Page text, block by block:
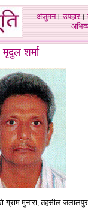
अंजुमन।उपहार।
मृदुल शर्मा
ग्राम मुनारा, तहसील